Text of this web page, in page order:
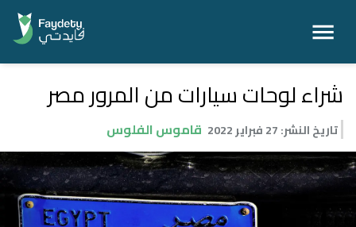
شراء لوحات سيارات من المرور مصر
تاريخ النشر:27 فبراير 2022 قاموس الفلوس